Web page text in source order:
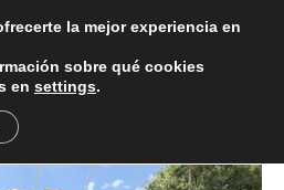
bookcrossing
bookcrossing
la mejor experiencia en
sobre qué cookies
en settings.